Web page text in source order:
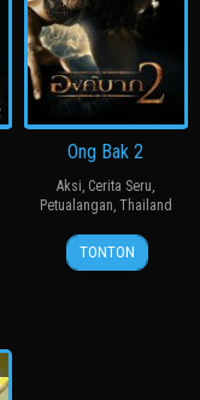
Ong Bak 2
Aksi, Cerita Seru,
Petualangan, Thailand
4
Dec
Tony
Jaa
TONTON